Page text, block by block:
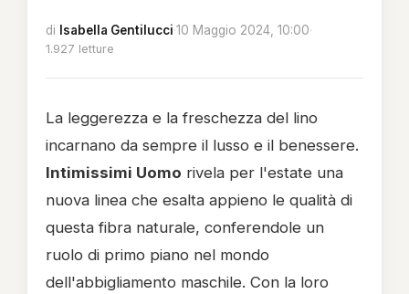
di Isabella Gentilucci·10 Maggio 2024, 10:00·
1.927 letture
La leggerezza e la freschezza del lino
incarnano da sempre il lusso e il benessere.
Intimissimi Uomo rivela per l'estate una
nuova linea che esalta appieno le qualità di
questa fibra naturale, conferendole un
ruolo di primo piano nel mondo
dell'abbigliamento maschile. Con la loro